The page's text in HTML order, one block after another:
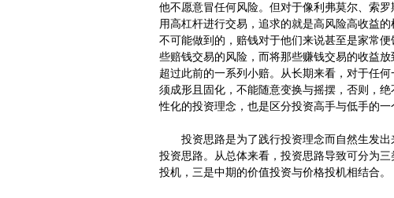
他不愿意冒任何风险。但对于像利弗莫尔、索
用高杠杆进行交易，追求的就是高风险高收益
不可能做到的，赔钱对于他们来说甚至是家常
些赔钱交易的风险，而将那些赚钱交易的收益
超过此前的一系列小赔。从长期来看，对于任
须成形且固化，不能随意变换与摇摆，否则，
性化的投资理念，也是区分投资高手与低手的一
投资思路是为了践行投资理念而自然生发出
投资思路。从总体来看，投资思路导致可分为
投机，三是中期的价值投资与价格投机相结合。